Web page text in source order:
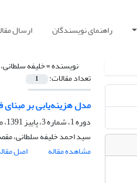
راهنمای نویسندگان ارسال
نویسنده =خلیفه
تعداد مقالات: 1
مدل هزینه‌یابی بر مبنای
دوره 1، شماره 3، پاییز 1391، صفحه
سید احمد خلیفه سلطانی،
مشاهده مقاله
اصل